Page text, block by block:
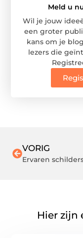
Meld u
Wil je jouw
een groter
kans om je
lezers die
VORIG
Hier zijn